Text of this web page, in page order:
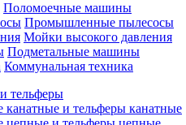
Поломоечные машины
Промышленные пылесосы
Мойки высокого давления
Подметальные машины
Коммунальная техника
тельферы
канатные и тельферы канатные